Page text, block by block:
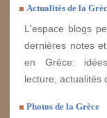
Actualités de la
L'espace blogs
dernières notes
en Grèce:
lecture, actualités
Photos de la Grèce